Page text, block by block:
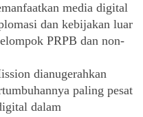
media digital
dan kebijakan luar
PRPB dan non-
dianugerahkan
paling pesat
dalam